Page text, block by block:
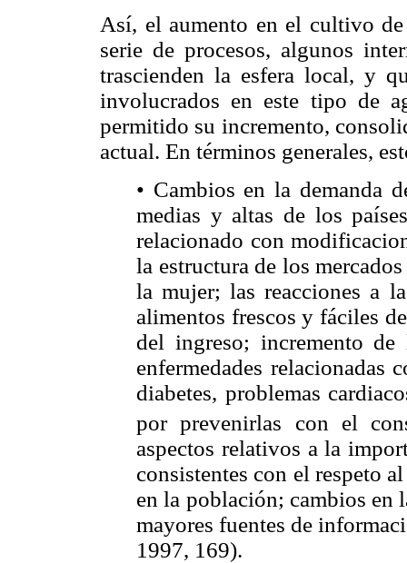
Así, el aumento en el cultivo
serie de procesos, algunos
trascienden la esfera local, y
involucrados en este tipo de
permitido su incremento,
actual. En términos generales,
• Cambios en la demanda
medias y altas de los
relacionado con
la estructura de los
la mujer; las reacciones a
alimentos frescos y fáciles
del ingreso; incremento de
enfermedades relacionadas
diabetes, problemas
por prevenirlas con el
aspectos relativos a la
consistentes con el respeto
en la población; cambios en
mayores fuentes de
1997, 169).